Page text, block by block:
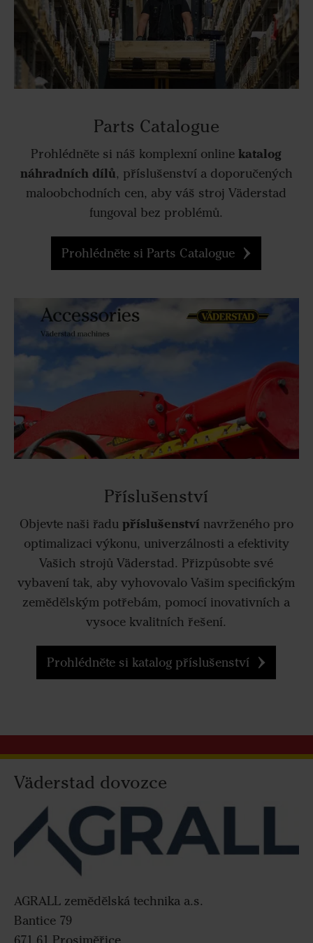
Parts Catalogue
Prohlédněte si náš komplexní onlinekatalog
náhradních dílů, příslušenství a doporučených
maloobchodních cen, aby váš stroj Väderstad
fungoval bez problémů.
Prohlédněte si Parts Catalogue
Příslušenství
Objevte naši řadu příslušenství navrženého pro
optimalizaci výkonu, univerzálnosti a efektivity
Vašich strojů Väderstad. Přizpůsobte své
vybavení tak, aby vyhovovalo Vašim specifickým
zemědělským potřebám, pomocí inovativních a
vysoce kvalitních řešení.
Prohlédněte si katalog příslušenství
Väderstad dovozce
AGRALL zemědělská technika a.s.
Bantice 79